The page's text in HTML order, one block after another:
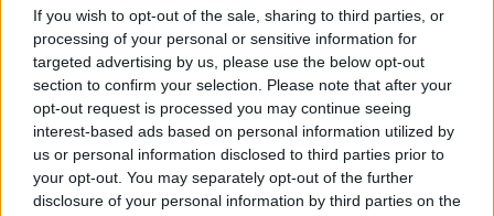
If you wish to opt-out of the sale, sharing to third parties, or
processing of your personal or sensitive information for
targeted advertising by us, please use the below opt-out
section to confirm your selection. Please note that after your
opt-out request is processed you may continue seeing
interest-based ads based on personal information utilized by
us or personal information disclosed to third parties prior to
your opt-out. You may separately opt-out of the further
disclosure of your personal information by third parties on the
amely irritálhatja a légutakat, ronthatja a tüdő működését és
különösen veszélyes lehet a krónikus betegek számára.